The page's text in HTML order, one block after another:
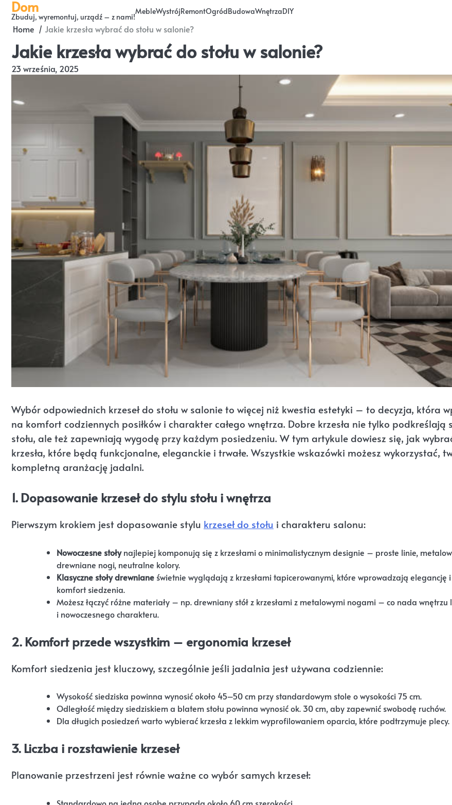
Skip
content
Dom
Zbuduj, wyremontuj, urządź – z nami!
MebleWystrójRemontOgródBudowaWnętrzaDIY
Home Jakie krzesła wybrać do stołu w salonie?
Jakie krzesła wybrać do stołu w salonie?
23 września, 2025
Wybór odpowiednich krzeseł do stołu w salonie to więcej niż kwestia estetyki – to decyzja, która
na komfort codziennych posiłków i charakter całego wnętrza. Dobre krzesła nie tylko podkreślają
stołu, ale też zapewniają wygodę przy każdym posiedzeniu. W tym artykule dowiesz się, jak
krzesła, które będą funkcjonalne, eleganckie i trwałe. Wszystkie wskazówki możesz wykorzystać,
kompletną aranżację jadalni.
1. Dopasowanie krzeseł do stylu stołu i wnętrza
Pierwszym krokiem jest dopasowanie stylu krzeseł do stołu i charakteru salonu:
Nowoczesne stołynajlepiej komponują się z krzesłami o minimalistycznym designie – proste linie,
drewniane nogi, neutralne kolory.
Klasyczne stoły drewniane świetnie wyglądają z krzesłami tapicerowanymi, które wprowadzają elegancję i
komfort siedzenia.
Możesz łączyć różne materiały – np. drewniany stół z krzesłami z metalowymi nogami – co nada wnętrzu
i nowoczesnego charakteru.
2. Komfort przede wszystkim – ergonomia krzeseł
Komfort siedzenia jest kluczowy, szczególnie jeśli jadalnia jest używana codziennie:
Wysokość siedziska powinna wynosić około 45–50 cm przy standardowym stole o wysokości 75 cm.
Odległość między siedziskiem a blatem stołu powinna wynosić ok. 30 cm, aby zapewnić swobodę ruchów.
Dla długich posiedzeń warto wybierać krzesła z lekkim wyprofilowaniem oparcia, które podtrzymuje plecy.
3. Liczba i rozstawienie krzeseł
Planowanie przestrzeni jest równie ważne co wybór samych krzeseł: